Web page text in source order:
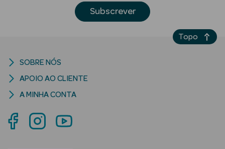
Criança
Rosto e
Subscrever
SOBRE NÓS
APOIO AO CLIENTE
A MINHA CONTA
Topo